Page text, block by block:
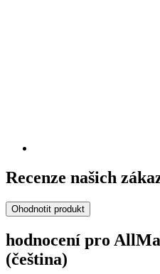
Recenze našich
Ohodnotit produkt
hodnocení pro
(čeština)